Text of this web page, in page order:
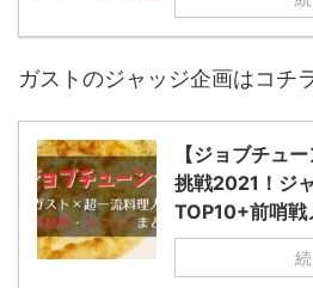
ガストのジャッジ企画はコチ
【ジョブチュ
挑戦2021！ジ
TOP10+前哨戦